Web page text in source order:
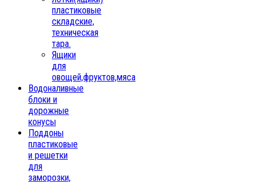
пластиковые
складские,
техническая
тара.
Ящики
для
овощей,фруктов,мяса
Водоналивные
блоки и
дорожные
конусы
Поддоны
пластиковые
и решетки
для
заморозки,